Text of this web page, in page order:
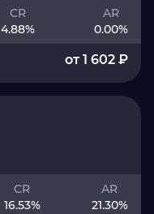
CR
4.88%
AR
0.00%
от 1 602 ₽
CR
16.53%
AR
21.30%